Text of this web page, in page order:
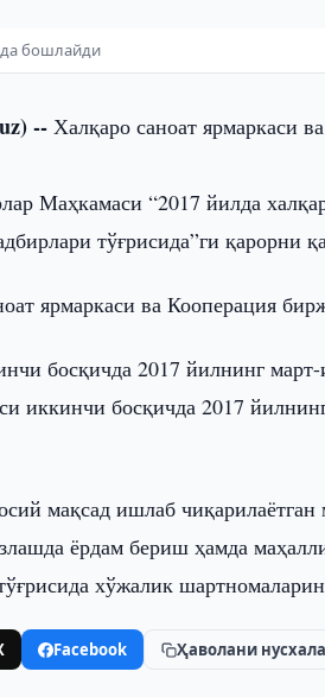
бошлайди
-- Халқаро саноат ярмаркаси
Маҳкамаси “2017 йилда
тўғрисида”ги қарорни
ярмаркаси ва Кооперация
босқичда 2017 йилнинг
иккинчи босқичда 2017
мақсад ишлаб чиқарилаётган
ёрдам бериш ҳамда
хўжалик
Facebook Ҳаволани